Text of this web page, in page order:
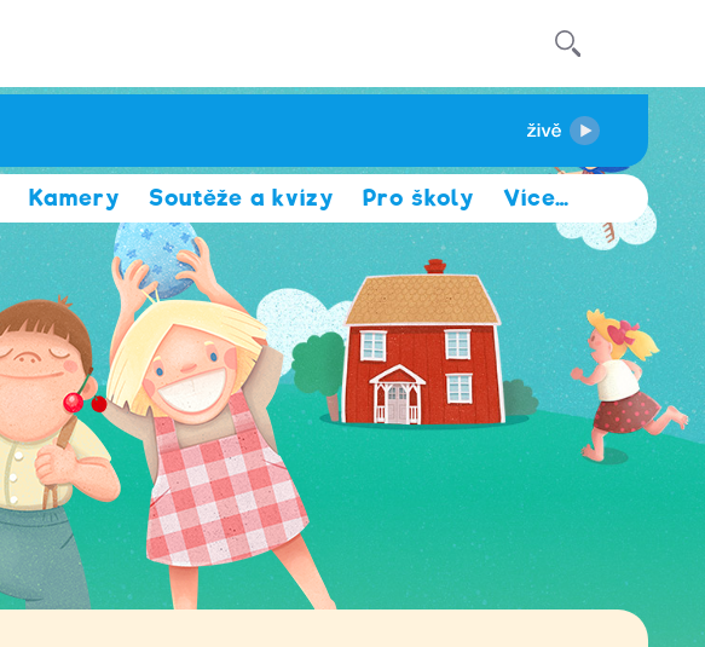
Kamery Soutěže a kvízy Pro školy Více…